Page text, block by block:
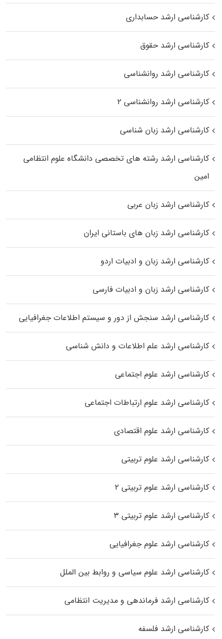
کارشناسی ارشد حسابداری
کارشناسی ارشد حقوق
کارشناسی ارشد روانشناسی
کارشناسی ارشد روانشناسی ۲
کارشناسی ارشد زبان شناسی
کارشناسی ارشد رﺷﺘﻪ ﻫﺎی تخصصی داﻧﺸﮕﺎه ﻋﻠﻮم انتظامی
اﻣﻴﻦ
کارشناسی ارشد زبان عربی
کارشناسی ارشد زبان‌ های باستانی ایران
کارشناسی ارشد زبان و ادبیات اردو
کارشناسی ارشد زبان و ادبیات فارسی
کارشناسی ارشد سنجش از دور و سیستم اطلاعات جغرافیایی
کارشناسی ارشد علم اطلاعات و دانش شناسی
کارشناسی ارشد علوم اجتماعی
کارشناسی ارشد علوم ارتباطات اجتماعی
کارشناسی ارشد علوم اقتصادی
کارشناسی ارشد علوم تربیتی
کارشناسی ارشد علوم تربیتی ۲
کارشناسی ارشد علوم تربیتی ۳
کارشناسی ارشد علوم جغرافیایی
کارشناسی ارشد علوم سیاسی و روابط بین الملل
کارشناسی ارشد فرماندهی و مدیریت انتظامی
کارشناسی ارشد فلسفه